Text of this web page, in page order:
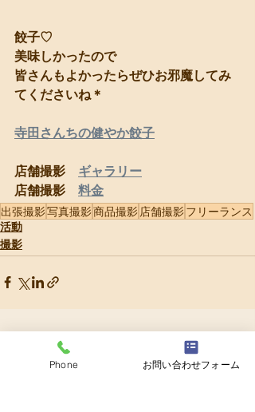
餃子♡
美味しかったので
皆さんもよかったらぜひお邪魔してみ
てくださいね＊
寺田さんちの健やか餃子
店舗撮影 ギャラリー
店舗撮影 料金
出張撮影写真撮影商品撮影 店舗撮影フリーランス
活動
撮影
Phone お問い合わせフォーム